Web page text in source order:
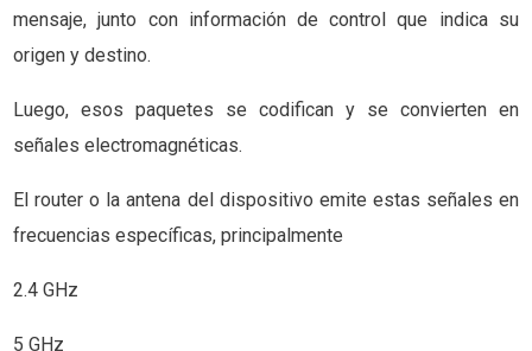
mensaje, junto con información de control que indica su
origen y destino.
Luego, esos paquetes se codifican y se convierten en
señales electromagnéticas.
El router o la antena del dispositivo emite estas señales en
frecuencias específicas, principalmente
2.4 GHz
5 GHz